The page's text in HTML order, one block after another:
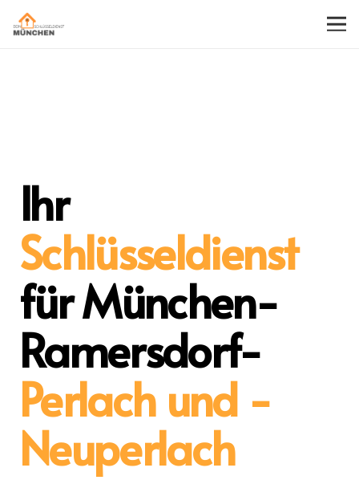
Ihr
Schlüsseldienst
für München-
Ramersdorf-
Perlach und -
Neuperlach